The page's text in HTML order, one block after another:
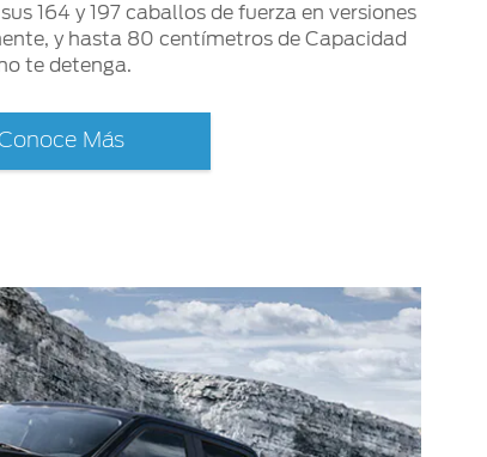
164 y 197 caballos de fuerza en versiones
y hasta 80 centímetros de Capacidad
te detenga.
Más